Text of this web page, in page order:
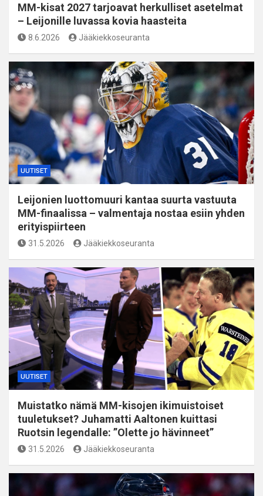
MM-kisat 2027 tarjoavat herkulliset asetelmat
– Leijonille luvassa kovia haasteita
8.6.2026 Jääkiekkoseuranta
UUTISET
Leijonien luottomuuri kantaa suurta vastuuta
MM-finaalissa – valmentaja nostaa esiin yhden
erityispiirteen
31.5.2026 Jääkiekkoseuranta
UUTISET
Muistatko nämä MM-kisojen ikimuistoiset
tuuletukset? Juhamatti Aaltonen kuittasi
Ruotsin legendalle: ”Olette jo hävinneet”
31.5.2026 Jääkiekkoseuranta